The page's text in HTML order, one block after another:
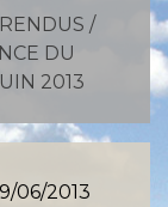
/
DU
2013
06/2013